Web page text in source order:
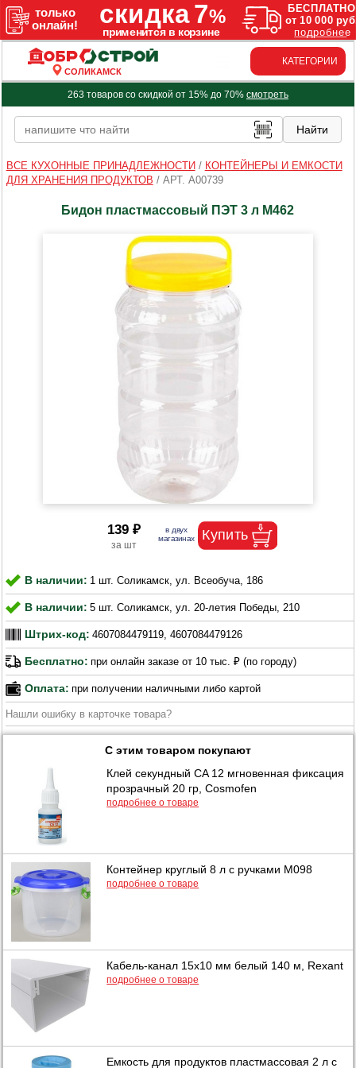
СОЛИКАМСК
КАТЕГОРИИ
263 товаров со скидкой от 15% до 70% смотреть
ВСЕ КУХОННЫЕ ПРИНАДЛЕЖНОСТИ / КОНТЕЙНЕРЫ И ЕМКОСТИ
ДЛЯ ХРАНЕНИЯ ПРОДУКТОВ / АРТ. A00739
Бидон пластмассовый ПЭТ 3 л М462
139 ₽
В наличии: 1 шт. Соликамск, ул. Всеобуча, 186
В наличии: 5 шт. Соликамск, ул. 20-летия Победы, 210
Штрих-код: 4607084479119, 4607084479126
Бесплатно: при онлайн заказе от 10 тыс. ₽ (по городу)
Оплата: при получении наличными либо картой
Нашли ошибку в карточке товара?
С этим товаром покупают
Клей секундный CA 12 мгновенная фиксация
прозрачный 20 гр, Cosmofen
подробнее о товаре
Контейнер круглый 8 л с ручками М098
подробнее о товаре
Кабель-канал 15х10 мм белый 140 м, Rexant
подробнее о товаре
Емкость для продуктов пластмассовая 2 л с